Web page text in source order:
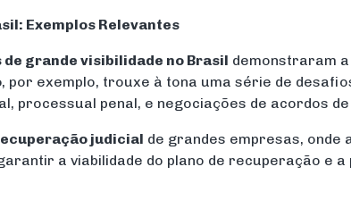
Exemplos Relevantes
de grande visibilidade no Brasil demonstraram
, por exemplo, trouxe à tona uma série de
processual penal, e negociações de acordos
judicial de grandes empresas, onde
a viabilidade do plano de recuperação e